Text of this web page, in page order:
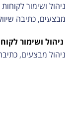
ניהול ושימור
מבצעים, כתיבה
ניהול ושימור
ניהול מבצעים,